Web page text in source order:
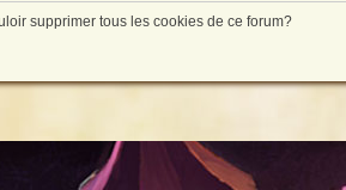
supprimer tous les cookies de ce forum?